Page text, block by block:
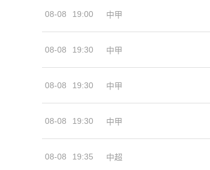
08-08 19:00 中甲
08-08 19:30 中甲
08-08 19:30 中甲
08-08 19:30 中甲
08-08 19:35 中超